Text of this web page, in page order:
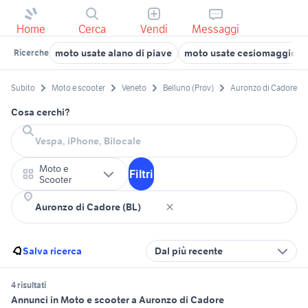
Home Cerca Vendi Messaggi
Ricerche moto usate alano di piave moto usate cesiomaggiore
Subito Moto e scooter Veneto Belluno (Prov) Auronzo di Cadore
Cosa cerchi?
Moto e
Scooter
Filtri
Salva ricerca Dal più recente
4 risultati
Annunci in Moto e scooter a Auronzo di Cadore